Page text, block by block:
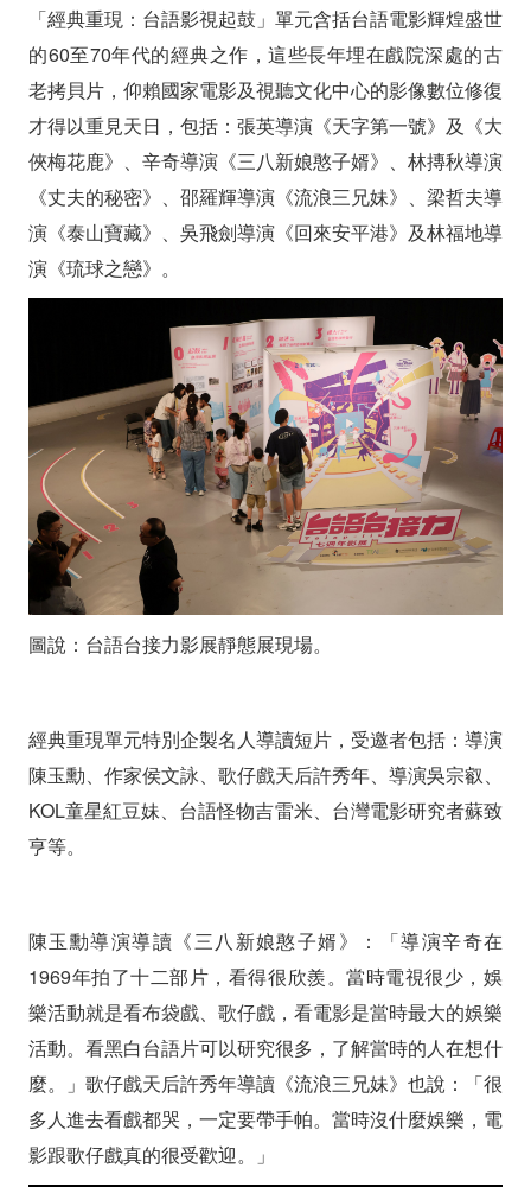
電
影
北
中
南
40
場
映
全
部
免
費
索
「經典重現：台語影視起鼓」單元含括台語電影輝煌盛世
的60至70年代的經典之作，這些長年埋在戲院深處的古
老拷貝片，仰賴國家電影及視聽文化中心的影像數位修復
才得以重見天日，包括：張英導演《天字第一號》及《大
俠梅花鹿》、辛奇導演《三八新娘憨子婿》、林摶秋導演
《丈夫的秘密》、邵羅輝導演《流浪三兄妹》、梁哲夫導
演《泰山寶藏》、吳飛劍導演《回來安平港》及林福地導
演《琉球之戀》。
圖說：台語台接力影展靜態展現場。
經典重現單元特別企製名人導讀短片，受邀者包括：導演
陳玉勳、作家侯文詠、歌仔戲天后許秀年、導演吳宗叡、
KOL童星紅豆妹、台語怪物吉雷米、台灣電影研究者蘇致
亨等。
陳玉勳導演導讀《三八新娘憨子婿》：「導演辛奇在
1969年拍了十二部片，看得很欣羨。當時電視很少，娛
樂活動就是看布袋戲、歌仔戲，看電影是當時最大的娛樂
活動。看黑白台語片可以研究很多，了解當時的人在想什
麼。」歌仔戲天后許秀年導讀《流浪三兄妹》也說：「很
多人進去看戲都哭，一定要帶手帕。當時沒什麼娛樂，電
影跟歌仔戲真的很受歡迎。」